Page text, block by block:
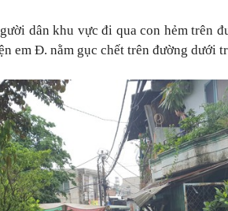
dân khu vực đi qua con hẻm trên
em Đ. nằm gục chết trên đường dưới